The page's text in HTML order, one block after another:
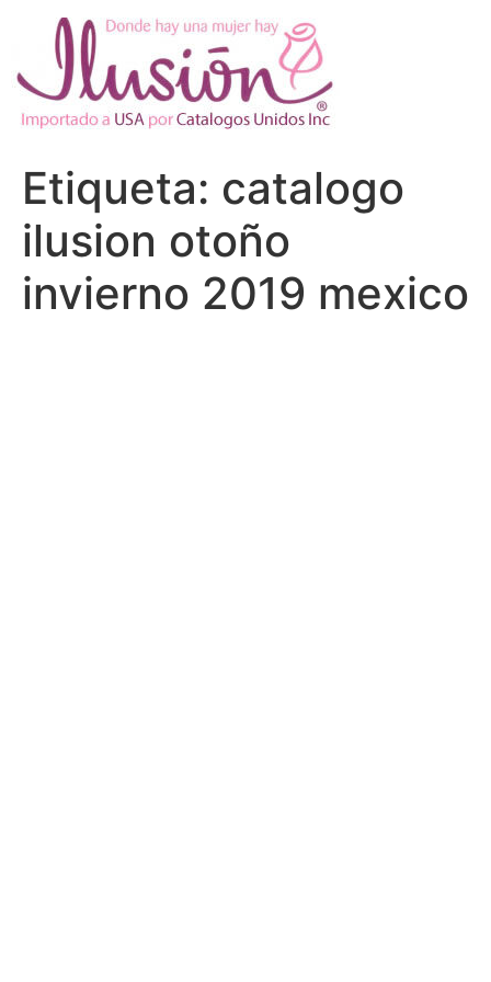
contenido
Etiqueta: catalogo
ilusion otoño
invierno 2019 mexico